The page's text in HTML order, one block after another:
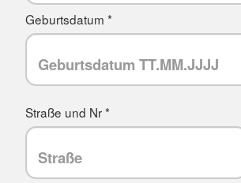
Geburtsdatum *
Straße und Nr *